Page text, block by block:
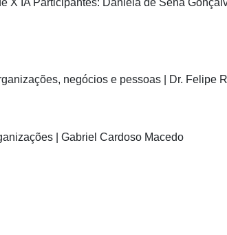
X IA Participantes: Daniela de Sena
negócios e pessoas | Dr. Felipe
| Gabriel Cardoso Macedo